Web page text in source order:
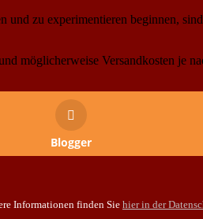
zu experimentieren beginnen,
möglicherweise Versandkosten je
Blogger
Informationen finden Sie hier in der